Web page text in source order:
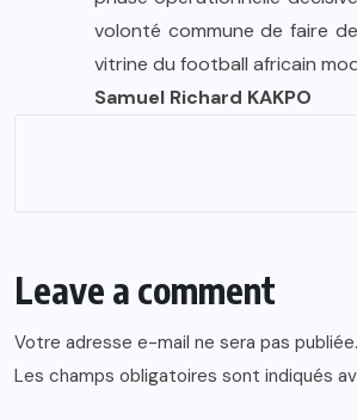
volonté commune de faire
vitrine du football africain
Samuel Richard KAKPO
Leave a comment
Votre adresse e-mail ne sera pas publiée.
Les champs obligatoires sont indiqués